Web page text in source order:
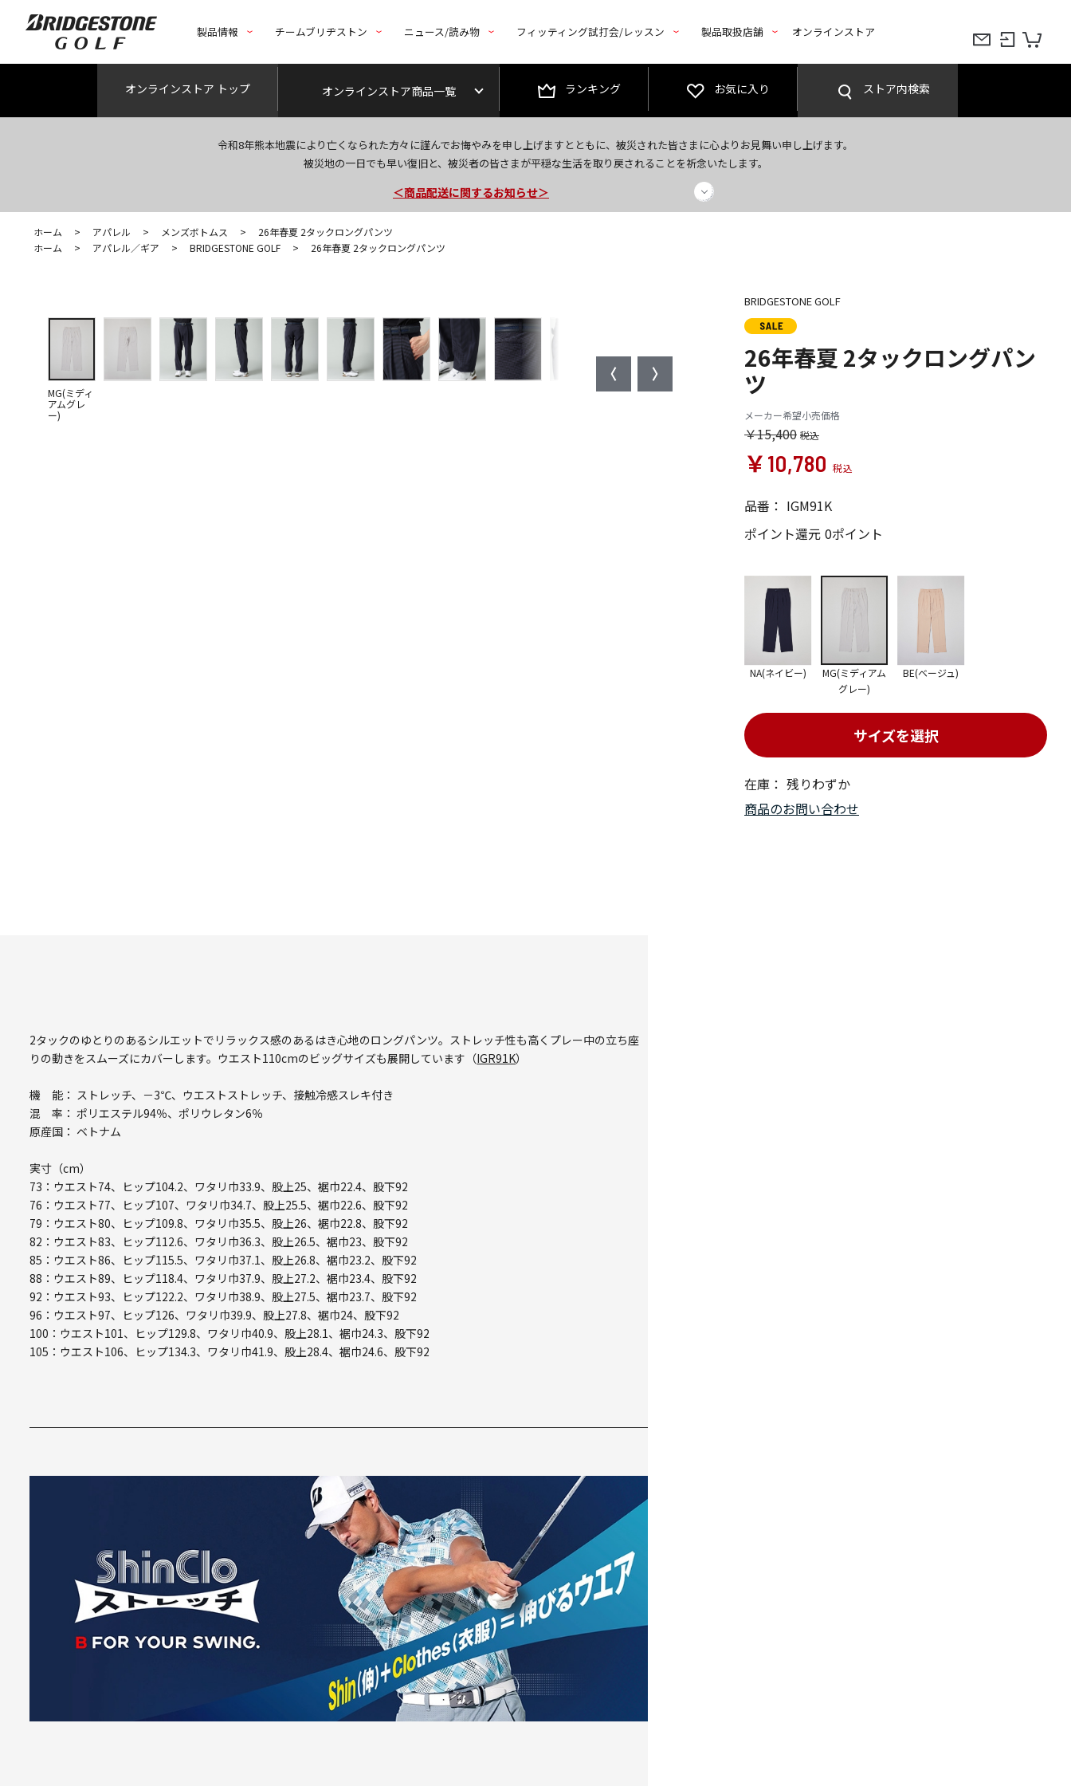
製品情報 チームブリヂストン ニュース/読み物 フィッティング試打会/レッスン 製品取扱店舗 オンラインストア
オンラインストア トップ オンラインストア商品一覧 ランキング お気に入り ストア内検索
令和8年熊本地震により亡くなられた方々に謹んでお悔やみを申し上げますとともに、被災された皆さまに心よりお見舞い申し上げます。
被災地の一日でも早い復旧と、被災者の皆さまが平穏な生活を取り戻されることを祈念いたします。
今なら新規会員登録で1,000円OFFクーポンプレゼント！
＜商品配送に関するお知らせ＞
＜夏季休暇中のご注文・発送・お問い合わせ＞
ホーム > アパレル > メンズボトムス >
26年春夏 2タックロングパンツ
ホーム
> アパレル／ギア > BRIDGESTONE GOLF > 26年春夏 2タックロングパンツ
MG(ミディ
アムグレ
ー)
BRIDGESTONE GOLF
26年春夏 2タックロングパン
ツ
メーカー希望小売価格
￥15,400
￥10,780
品番： IGM91K
ポイント還元 0ポイント
在庫： 残りわずか
サイズを選択
NA(ネイビー)
MG(ミディアム
グレー)
BE(ベージュ)
商品のお問い合わせ
2タックのゆとりのあるシルエットでリラックス感のあるはき心地のロングパンツ。ストレッチ性も高くプレー中の立ち座
りの動きをスムーズにカバーします。ウエスト110cmのビッグサイズも展開しています（IGR91K）
機 能： ストレッチ、－3℃、ウエストストレッチ、接触冷感スレキ付き
混 率： ポリエステル94％、ポリウレタン6％
原産国： ベトナム
実寸（cm）
73：ウエスト74、ヒップ104.2、ワタリ巾33.9、股上25、裾巾22.4、股下92
76：ウエスト77、ヒップ107、ワタリ巾34.7、股上25.5、裾巾22.6、股下92
79：ウエスト80、ヒップ109.8、ワタリ巾35.5、股上26、裾巾22.8、股下92
82：ウエスト83、ヒップ112.6、ワタリ巾36.3、股上26.5、裾巾23、股下92
85：ウエスト86、ヒップ115.5、ワタリ巾37.1、股上26.8、裾巾23.2、股下92
88：ウエスト89、ヒップ118.4、ワタリ巾37.9、股上27.2、裾巾23.4、股下92
92：ウエスト93、ヒップ122.2、ワタリ巾38.9、股上27.5、裾巾23.7、股下92
96：ウエスト97、ヒップ126、ワタリ巾39.9、股上27.8、裾巾24、股下92
100：ウエスト101、ヒップ129.8、ワタリ巾40.9、股上28.1、裾巾24.3、股下92
105：ウエスト106、ヒップ134.3、ワタリ巾41.9、股上28.4、裾巾24.6、股下92